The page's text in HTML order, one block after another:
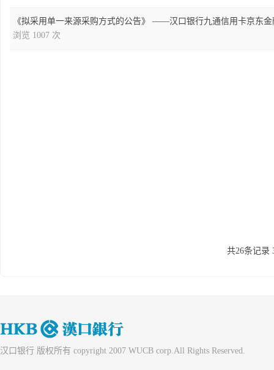
《拟采用单一来源采购方式的公告》 ——汉口银行九通信用卡京东
浏览 1007 次
共26条记
汉口银行 版权所有 copyright 2007 WUCB corp.All Rights Reserved.